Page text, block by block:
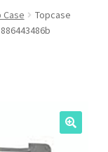
Case
Topcase